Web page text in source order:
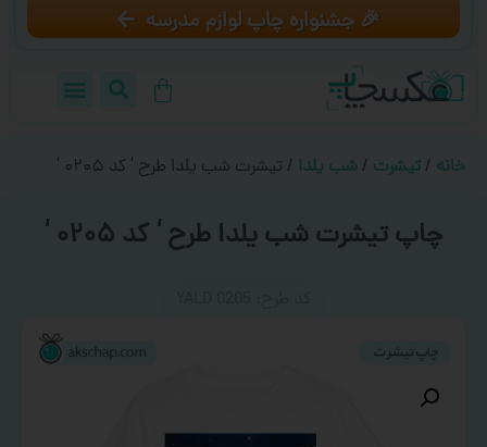
🎉 جشنواره چاپ لوازم مدرسه
خانه / تیشرت / شب یلدا / تیشرت شب یلدا طرح ‘ کد ۰۲۰۵ ‘
چاپ تیشرت شب یلدا طرح ‘ کد ۰۲۰۵ ‘